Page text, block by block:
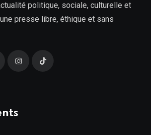
politique, sociale, culturelle et
presse libre, éthique et sans